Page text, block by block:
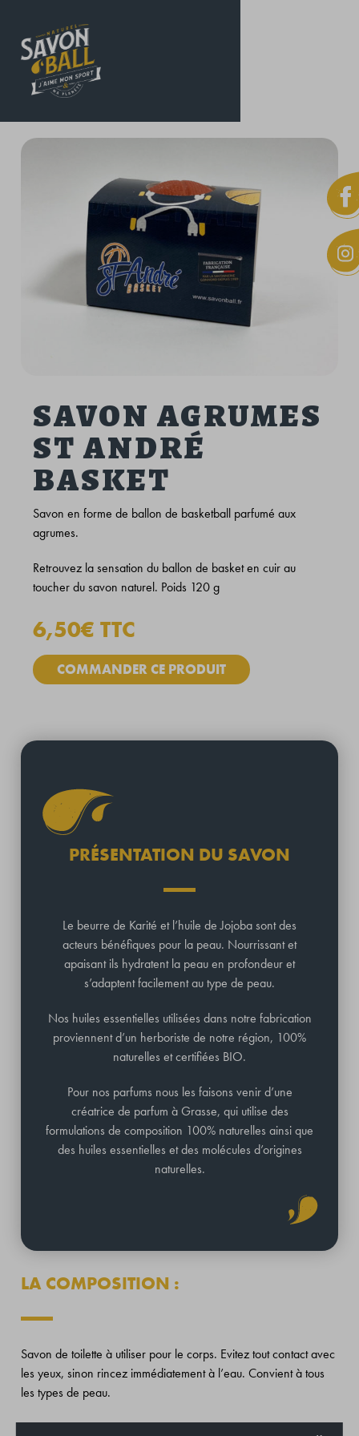
SAVON AGRUMES
ST ANDRÉ
BASKET
Savon en forme de ballon de basketball parfumé aux
agrumes.
Retrouvez la sensation du ballon de basket en cuir au
toucher du savon naturel. Poids 120 g
6,50€ TTC
COMMANDER CE PRODUIT
PRÉSENTATION DU SAVON
Le beurre de Karité et l’huile de Jojoba sont des
acteurs bénéfiques pour la peau. Nourrissant et
apaisant ils hydratent la peau en profondeur et
s’adaptent facilement au type de peau.
Nos huiles essentielles utilisées dans notre fabrication
proviennent d’un herboriste de notre région, 100%
naturelles et certifiées BIO.
Pour nos parfums nous les faisons venir d’une
créatrice de parfum à Grasse, qui utilise des
formulations de composition 100% naturelles ainsi que
des huiles essentielles et des molécules d’origines
naturelles.
LA COMPOSITION :
Savon de toilette à utiliser pour le corps. Evitez tout contact avec
les yeux, sinon rincez immédiatement à l’eau. Convient à tous
les types de peau.
Base neutre végétale BIO, huile essentielle ou parfum, beurre